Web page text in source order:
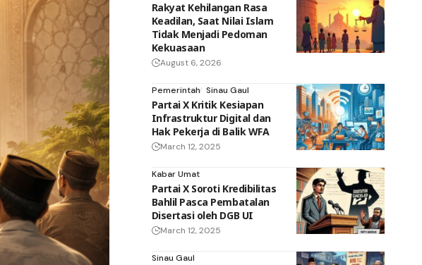
Rakyat Kehilangan Rasa
Keadilan, Saat Nilai Islam
Tidak Menjadi Pedoman
Kekuasaan
August 6, 2026
Pemerintah Sinau Gaul
Partai X Kritik Kesiapan
Infrastruktur Digital dan
Hak Pekerja di Balik WFA
March 12, 2025
Kabar Umat
Partai X Soroti Kredibilitas
Bahlil Pasca Pembatalan
Disertasi oleh DGB UI
March 12, 2025
Sinau Gaul